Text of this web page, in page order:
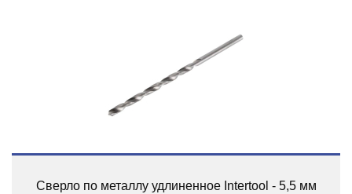
Сверло по металлу удлиненное Intertool - 5,5 мм